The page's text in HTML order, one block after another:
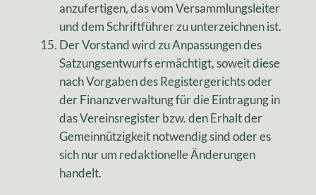
anzufertigen, das vom Versammlungsleiter
und dem Schriftführer zu unterzeichnen ist.
Der Vorstand wird zu Anpassungen des
Satzungsentwurfs ermächtigt, soweit diese
nach Vorgaben des Registergerichts oder
der Finanzverwaltung für die Eintragung in
das Vereinsregister bzw. den Erhalt der
Gemeinnützigkeit notwendig sind oder es
sich nur um redaktionelle Änderungen
handelt.